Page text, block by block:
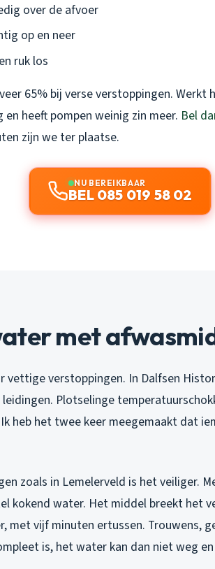
over de afvoer
op en neer
ruk los
65% bij verse verstoppingen. Werkt
heeft pompen weinig zin meer. Bel
zijn we ter plaatse.
NU BEREIKBAAR
BEL 085 019 58 02
met
vettige verstoppingen. In Dalfsen
Plotselinge
heb het twee keer meegemaakt dat
zoals in Lemelerveld is het veiliger.
kokend water. Het middel breekt het
met vijf minuten ertussen. Trouwens,
is, het water kan dan niet weg